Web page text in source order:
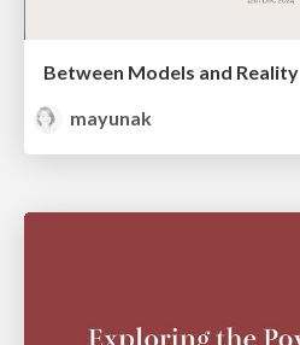
Between Models and Reality
mayunak